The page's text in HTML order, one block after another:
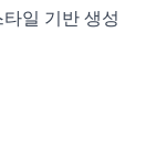
일 기반 생성